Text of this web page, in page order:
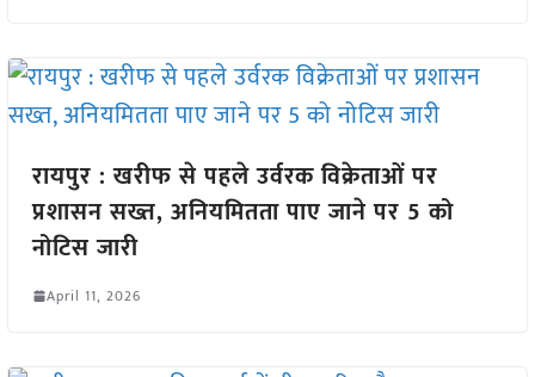
रायपुर : खरीफ से पहले उर्वरक विक्रेताओं पर
प्रशासन सख्त, अनियमितता पाए जाने पर 5 को
नोटिस जारी
April 11, 2026